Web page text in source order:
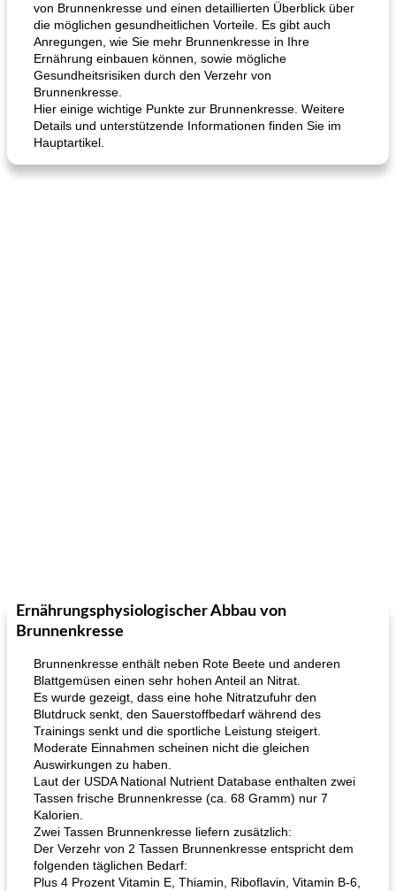
von Brunnenkresse und einen detaillierten Überblick über
die möglichen gesundheitlichen Vorteile. Es gibt auch
Anregungen, wie Sie mehr Brunnenkresse in Ihre
Ernährung einbauen können, sowie mögliche
Gesundheitsrisiken durch den Verzehr von
Brunnenkresse.
Hier einige wichtige Punkte zur Brunnenkresse. Weitere
Details und unterstützende Informationen finden Sie im
Hauptartikel.
Ernährungsphysiologischer Abbau von
Brunnenkresse
Brunnenkresse enthält neben Rote Beete und anderen
Blattgemüsen einen sehr hohen Anteil an Nitrat.
Es wurde gezeigt, dass eine hohe Nitratzufuhr den
Blutdruck senkt, den Sauerstoffbedarf während des
Trainings senkt und die sportliche Leistung steigert.
Moderate Einnahmen scheinen nicht die gleichen
Auswirkungen zu haben.
Laut der USDA National Nutrient Database enthalten zwei
Tassen frische Brunnenkresse (ca. 68 Gramm) nur 7
Kalorien.
Zwei Tassen Brunnenkresse liefern zusätzlich:
Der Verzehr von 2 Tassen Brunnenkresse entspricht dem
folgenden täglichen Bedarf:
Plus 4 Prozent Vitamin E, Thiamin, Riboflavin, Vitamin B-6,